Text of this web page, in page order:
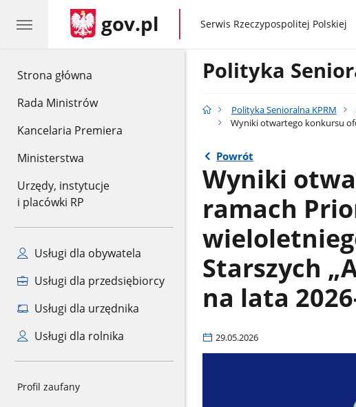
Strona główna
Rada Ministrów
Kancelaria Premiera
Ministerstwa
Urzędy, instytucje
i placówki RP
Usługi dla obywatela
Usługi dla przedsiębiorcy
Usługi dla urzędnika
Usługi dla rolnika
Profil zaufany
gov.pl gov.pl
Serwis Rzeczypospolitej Polskiej
Polityka
Polityka Senioralna KPRM
Wyniki otwartego konkursu
Powrót
Wyniki
ramach
Starszych
na lata
29.05.2026